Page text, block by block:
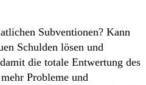
Subventionen? Kann
Schulden lösen und
die totale Entwertung des
Probleme und